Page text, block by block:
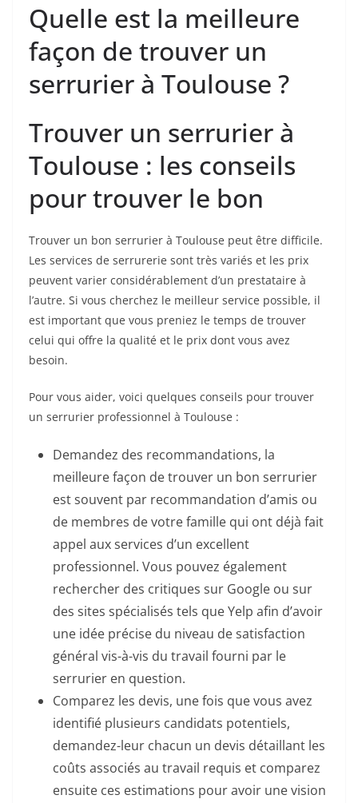
Quelle est la meilleure
façon de trouver un
serrurier à Toulouse ?
Trouver un serrurier à
Toulouse : les conseils
pour trouver le bon
Trouver un bon serrurier à Toulouse peut être difficile.
Les services de serrurerie sont très variés et les prix
peuvent varier considérablement d’un prestataire à
l’autre. Si vous cherchez le meilleur service possible, il
est important que vous preniez le temps de trouver
celui qui offre la qualité et le prix dont vous avez
besoin.
Pour vous aider, voici quelques conseils pour trouver
un serrurier professionnel à Toulouse :
Demandez des recommandations, la
meilleure façon de trouver un bon serrurier
est souvent par recommandation d’amis ou
de membres de votre famille qui ont déjà fait
appel aux services d’un excellent
professionnel. Vous pouvez également
rechercher des critiques sur Google ou sur
des sites spécialisés tels que Yelp afin d’avoir
une idée précise du niveau de satisfaction
général vis-à-vis du travail fourni par le
serrurier en question.
Comparez les devis, une fois que vous avez
identifié plusieurs candidats potentiels,
demandez-leur chacun un devis détaillant les
coûts associés au travail requis et comparez
ensuite ces estimations pour avoir une vision